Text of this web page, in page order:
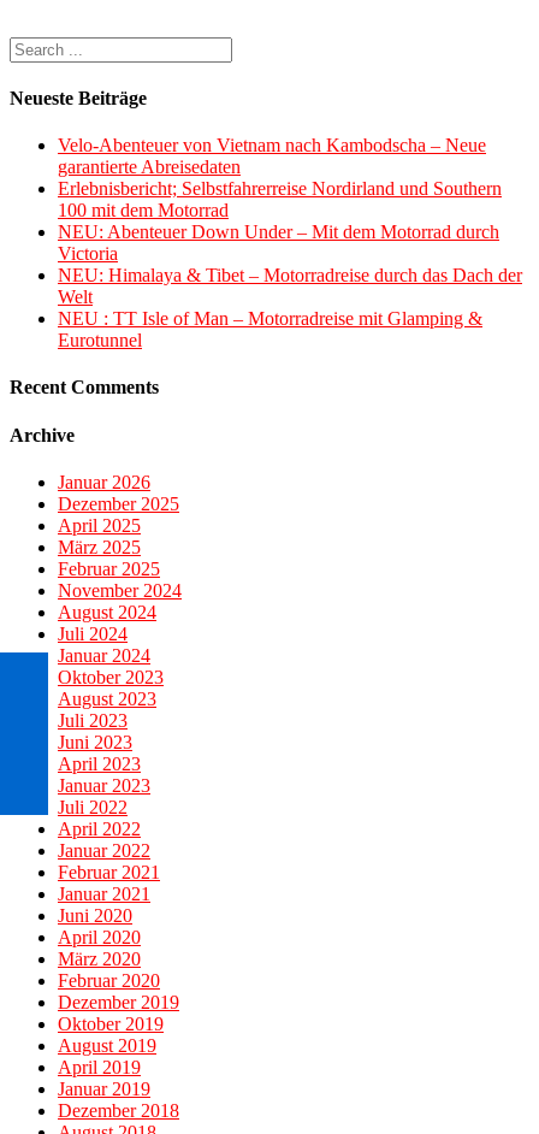
Neueste Beiträge
Velo-Abenteuer von Vietnam nach Kambodscha – Neue
garantierte Abreisedaten
Erlebnisbericht; Selbstfahrerreise Nordirland und Southern
100 mit dem Motorrad
NEU: Abenteuer Down Under – Mit dem Motorrad durch
Victoria
NEU: Himalaya & Tibet – Motorradreise durch das Dach der
Welt
NEU : TT Isle of Man – Motorradreise mit Glamping &
Eurotunnel
Recent Comments
Archive
Januar 2026
Dezember 2025
April 2025
März 2025
Februar 2025
November 2024
August 2024
Juli 2024
Januar 2024
Oktober 2023
August 2023
Juli 2023
Juni 2023
April 2023
Januar 2023
Juli 2022
April 2022
Januar 2022
Februar 2021
Januar 2021
Juni 2020
April 2020
März 2020
Februar 2020
Dezember 2019
Oktober 2019
August 2019
April 2019
Januar 2019
Dezember 2018